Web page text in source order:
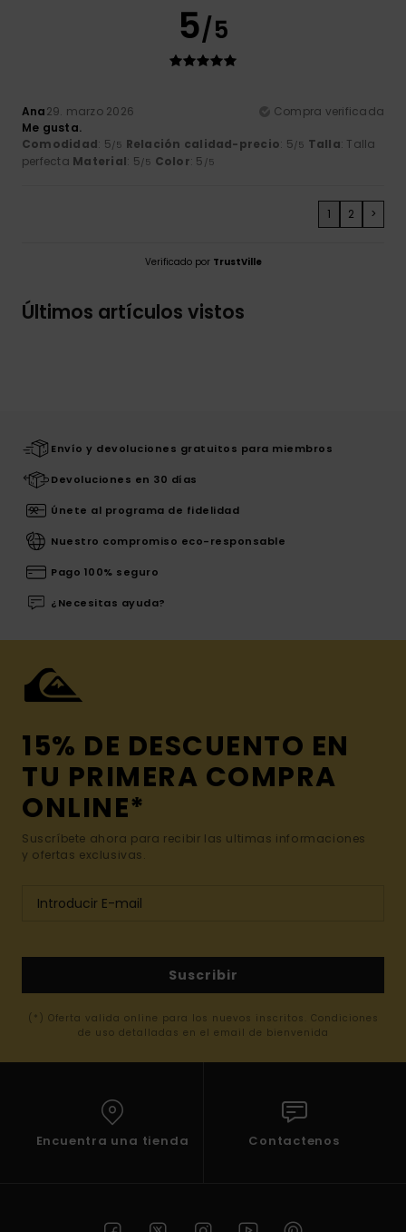
5/5
Ana29. marzo 2026
Compra verificada
Me gusta.
Comodidad: 5/5 Relación calidad-precio: 5/5 Talla: Talla
perfecta Material: 5/5 Color: 5 /5
1 2 >
Verificado por TrustVille
Últimos artículos vistos
Envío y devoluciones gratuitos para miembros
Devoluciones en 30 días
Únete al programa de fidelidad
Nuestro compromiso eco-responsable
Pago 100% seguro
¿Necesitas ayuda?
15% DE DESCUENTO EN
TU PRIMERA COMPRA
ONLINE*
Suscríbete ahora para recibir las ultimas informaciones
y ofertas exclusivas.
Suscribir
(*) Oferta valida online para los nuevos inscritos. Condiciones
de uso detalladas en el email de bienvenida
Encuentra una tienda Contactenos